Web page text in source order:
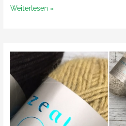
von
Super
Cabin
Weiterlesen »